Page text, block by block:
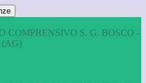
COMPRENSIVO S. G. BOSCO -
(AG)